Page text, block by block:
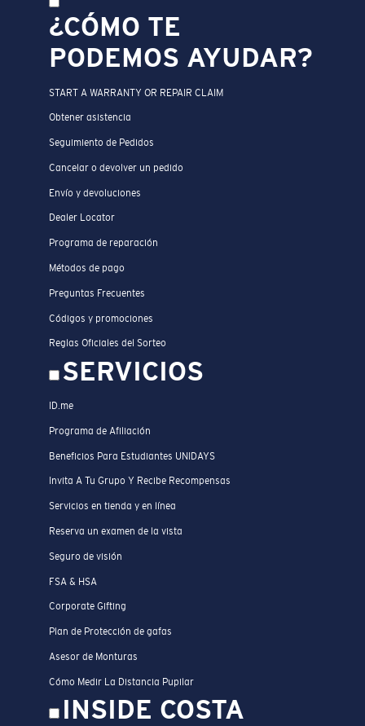
¿CÓMO TE
PODEMOS AYUDAR?
START A WARRANTY OR REPAIR CLAIM
Obtener asistencia
Seguimiento de Pedidos
Cancelar o devolver un pedido
Envío y devoluciones
Dealer Locator
Programa de reparación
Métodos de pago
Preguntas Frecuentes
Códigos y promociones
Reglas Oficiales del Sorteo
SERVICIOS
ID.me
Programa de Afiliación
Beneficios Para Estudiantes UNIDAYS
Invita A Tu Grupo Y Recibe Recompensas
Servicios en tienda y en línea
Reserva un examen de la vista
Seguro de visión
FSA & HSA
Corporate Gifting
Plan de Protección de gafas
Asesor de Monturas
Cómo Medir La Distancia Pupilar
INSIDE COSTA